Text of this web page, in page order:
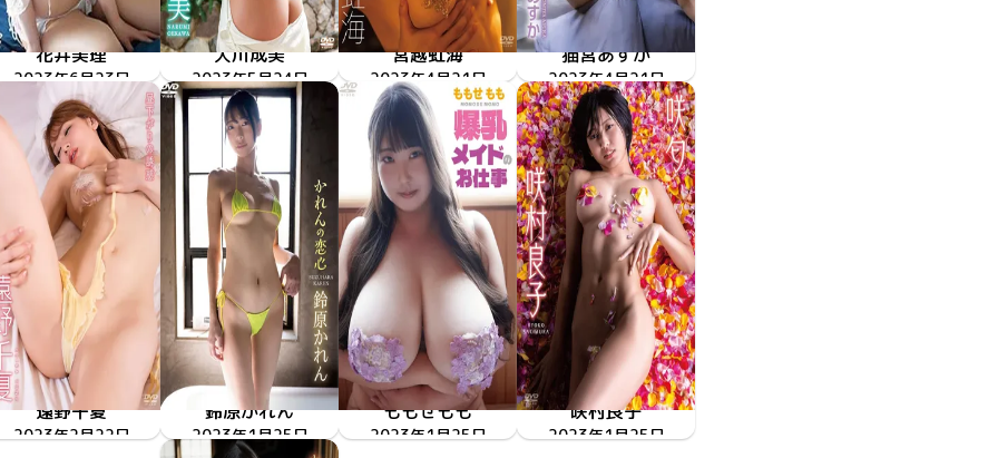
花井美理
Anniversary
ENFD-5990
2023年6月23日
大川成美
年下のおもてなし
ENFD-4391
2023年5月24日
宮越虹海
虹色
ENFD-4390
2023年4月21日
猫宮あすか
ニャンだふる！
ENFD-5987
2023年4月21日
遠野千夏
昼下がりの誘惑
ENFD-4388
2023年2月22日
鈴原かれん
かれんの恋心
ENFD-5979
2023年1月25日
ももせもも
爆乳メイドのお仕事
ENFD-5978
2023年1月25日
咲村良子
咲匂
ENFD-4387
2023年1月25日